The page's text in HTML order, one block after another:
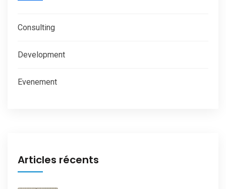
Consulting
Development
Evenement
Articles récents